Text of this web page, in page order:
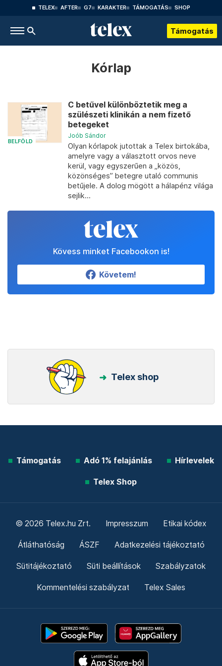
TELEX AFTER G7 KARAKTER TÁMOGATÁS SHOP
Támogatás
Kórlap
BELFÖLD
C betűvel különböztetik meg a
szülészeti klinikán a nem fizető
betegeket
Joób Sándor
Olyan kórlapok jutottak a Telex birtokába,
amelyre vagy a választott orvos neve
kerül, vagy egyszerűen a „közös,
közönséges” betegre utaló communis
betűjele. A dolog mögött a hálapénz világa
sejlik...
Kövess minket Facebookon is!
Követem!
Telex shop
Támogatás Adó 1% felajánlás Hírlevelek
Telex Shop
© 2026 Telex.hu Zrt. Impresszum Etikai kódex
Átláthatóság ÁSZF Adatkezelési tájékoztató
Sütitájékoztató Süti beállítások Szabályzatok
Kommentelési szabályzat Telex Sales